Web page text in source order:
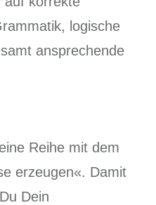
logische
ansprechende
Reihe mit dem
erzeugen«. Damit
Dein